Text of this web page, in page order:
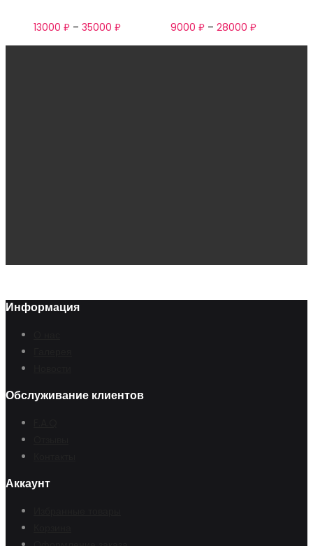
13000 ₽ – 35000 ₽ 9000 ₽ – 28000 ₽
Информация
Обслуживание клиентов
Аккаунт